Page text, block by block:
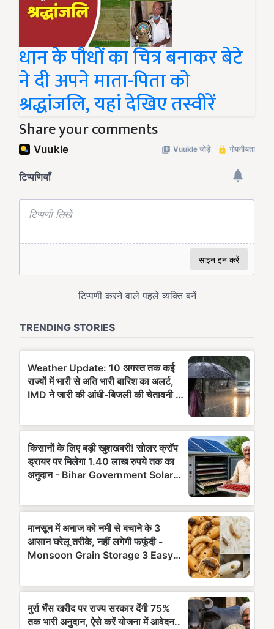
धान के पौधों का चित्र बनाकर बेटे
ने दी अपने माता-पिता को
श्रद्धांजलि, यहां देखिए तस्वीरें
Share your comments